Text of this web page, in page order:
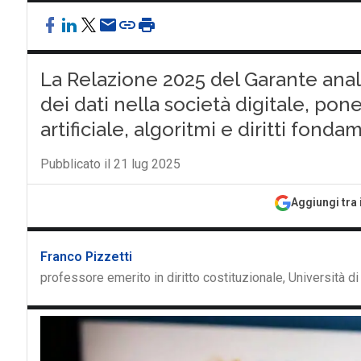
La Relazione 2025 del Garante
dei dati nella società digitale,
artificiale, algoritmi e diritti
Pubblicato il 21 lug 2025
Aggiungi tra
Franco Pizzetti
professore emerito in diritto costituzionale, Università di